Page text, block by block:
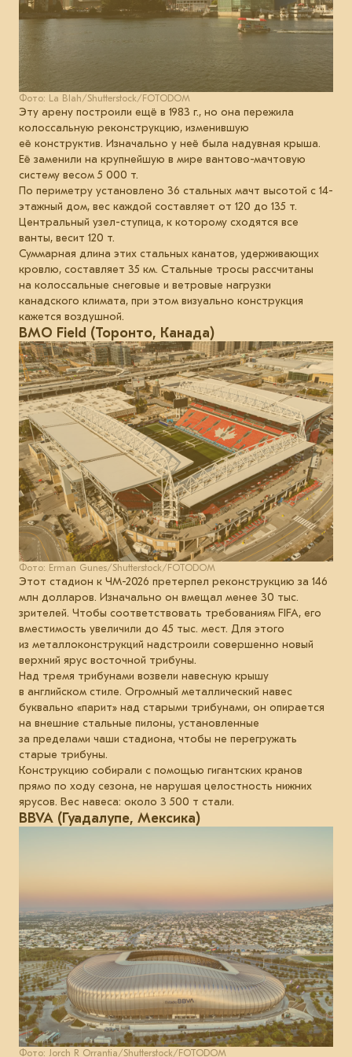
Фото: La Blah/Shutterstock/FOTODOM
Эту арену построили ещё в 1983 г., но она пережила
колоссальную реконструкцию, изменившую
её конструктив. Изначально у неё была надувная крыша.
Её заменили на крупнейшую в мире вантово-мачтовую
систему весом 5 000 т.
По периметру установлено 36 стальных мачт высотой с 14-
этажный дом, вес каждой составляет от 120 до 135 т.
Центральный узел-ступица, к которому сходятся все
ванты, весит 120 т.
Суммарная длина этих стальных канатов, удерживающих
кровлю, составляет 35 км. Стальные тросы рассчитаны
на колоссальные снеговые и ветровые нагрузки
канадского климата, при этом визуально конструкция
кажется воздушной.
BMO Field (Торонто, Канада)
Фото: Erman Gunes/Shutterstock/FOTODOM
Этот стадион к ЧМ-2026 претерпел реконструкцию за 146
млн долларов. Изначально он вмещал менее 30 тыс.
зрителей. Чтобы соответствовать требованиям FIFA, его
вместимость увеличили до 45 тыс. мест. Для этого
из металлоконструкций надстроили совершенно новый
верхний ярус восточной трибуны.
Над тремя трибунами возвели навесную крышу
в английском стиле. Огромный металлический навес
буквально «парит» над старыми трибунами, он опирается
на внешние стальные пилоны, установленные
за пределами чаши стадиона, чтобы не перегружать
старые трибуны.
Конструкцию собирали с помощью гигантских кранов
прямо по ходу сезона, не нарушая целостность нижних
ярусов. Вес навеса: около 3 500 т стали.
BBVA (Гуадалупе, Мексика)
Фото: Jorch R Orrantia/Shutterstock/FOTODOM